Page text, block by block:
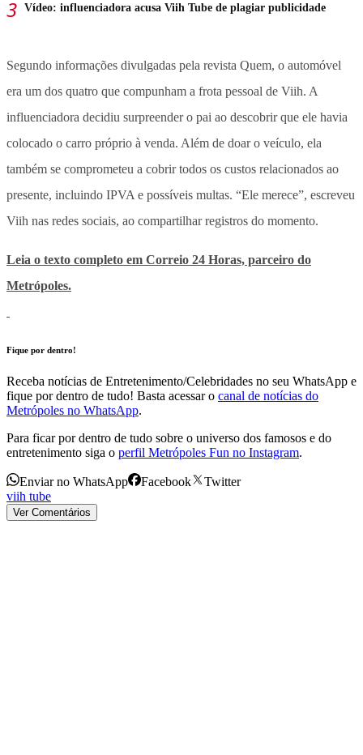
Vídeo: influenciadora acusa Viih Tube de plagiar publicidade
Segundo informações divulgadas pela revista Quem, o automóvel
era um dos quatro que compunham a frota pessoal de Viih. A
influenciadora decidiu surpreender o pai ao descobrir que ele havia
colocado o carro próprio à venda. Além de doar o veículo, ela
também se comprometeu a cobrir todos os custos relacionados ao
presente, incluindo IPVA e possíveis multas. “Ele merece”, escreveu
Viih nas redes sociais, ao compartilhar registros do momento.
Leia o texto completo em Correio 24 Horas, parceiro do
Metrópoles.
Fique por dentro!
Receba notícias de Entretenimento/Celebridades no seu WhatsApp e
fique por dentro de tudo! Basta acessar o canal de notícias do
Metrópoles no WhatsApp.
Para ficar por dentro de tudo sobre o universo dos famosos e do
entretenimento siga o perfil Metrópoles Fun no Instagram.
Enviar no WhatsApp Facebook
Twitter
viih tube
Ver Comentários